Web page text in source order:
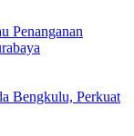
Penanganan
Bengkulu, Perkuat